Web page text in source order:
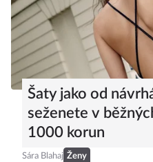
Šaty jako od
seženete v
1000 korun
Sára Blahaj Ženy